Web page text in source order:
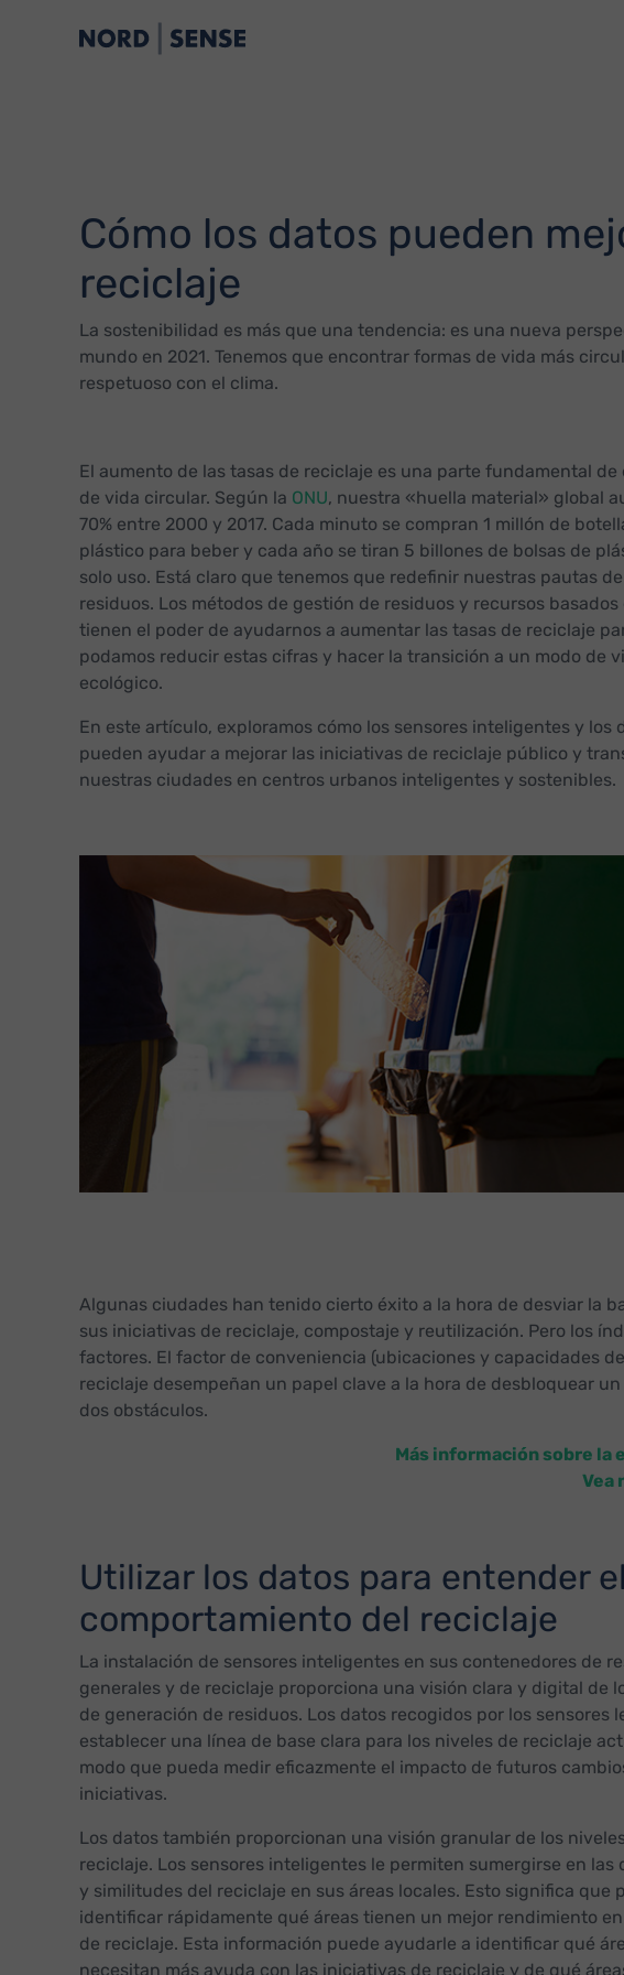
Cómo los datos pueden
reciclaje
La sostenibilidad es más que una tendencia: es una nueva
mundo en 2021. Tenemos que encontrar formas de vida más
respetuoso con el clima.
El aumento de las tasas de reciclaje es una parte fundamental de
de vida circular. Según la ONU, nuestra «huella material» global
70% entre 2000 y 2017. Cada minuto se compran 1 millón de
plástico para beber y cada año se tiran 5 billones de bolsas de
solo uso. Está claro que tenemos que redefinir nuestras pautas
residuos. Los métodos de gestión de residuos y recursos basados
tienen el poder de ayudarnos a aumentar las tasas de reciclaje
podamos reducir estas cifras y hacer la transición a un modo de
ecológico.
En este artículo, exploramos cómo los sensores inteligentes y los
pueden ayudar a mejorar las iniciativas de reciclaje público y
nuestras ciudades en centros urbanos inteligentes y sostenibles.
Algunas ciudades han tenido cierto éxito a la hora de desviar la
sus iniciativas de reciclaje, compostaje y reutilización. Pero los
factores. El factor de conveniencia (ubicaciones y capacidades
reciclaje desempeñan un papel clave a la hora de desbloquear
dos obstáculos.
Más información sobre la
Vea
Utilizar los datos para entender el
comportamiento del reciclaje
La instalación de sensores inteligentes en sus contenedores de
generales y de reciclaje proporciona una visión clara y digital de
de generación de residuos. Los datos recogidos por los sensores
establecer una línea de base clara para los niveles de reciclaje
modo que pueda medir eficazmente el impacto de futuros
iniciativas.
Los datos también proporcionan una visión granular de los
reciclaje. Los sensores inteligentes le permiten sumergirse en las
y similitudes del reciclaje en sus áreas locales. Esto significa que
identificar rápidamente qué áreas tienen un mejor rendimiento
de reciclaje. Esta información puede ayudarle a identificar qué
necesitan más ayuda con las iniciativas de reciclaje y de qué